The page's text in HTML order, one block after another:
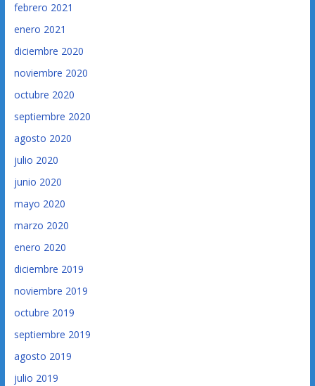
febrero 2021
enero 2021
diciembre 2020
noviembre 2020
octubre 2020
septiembre 2020
agosto 2020
julio 2020
junio 2020
mayo 2020
marzo 2020
enero 2020
diciembre 2019
noviembre 2019
octubre 2019
septiembre 2019
agosto 2019
julio 2019